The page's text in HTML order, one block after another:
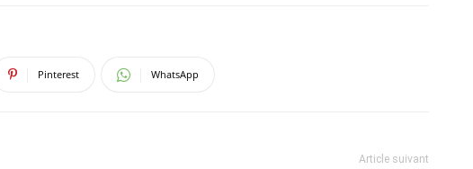
Pinterest WhatsApp
Article suivant